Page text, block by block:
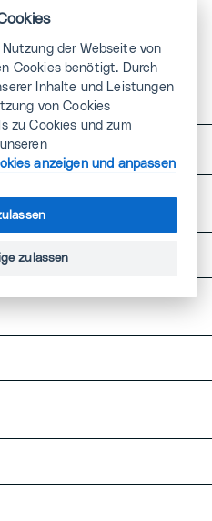
der Webseite von
Cookies benötigt. Durch
Inhalte und Leistungen
von Cookies
zu Cookies und zum
anzeigen und anpassen
zulassen